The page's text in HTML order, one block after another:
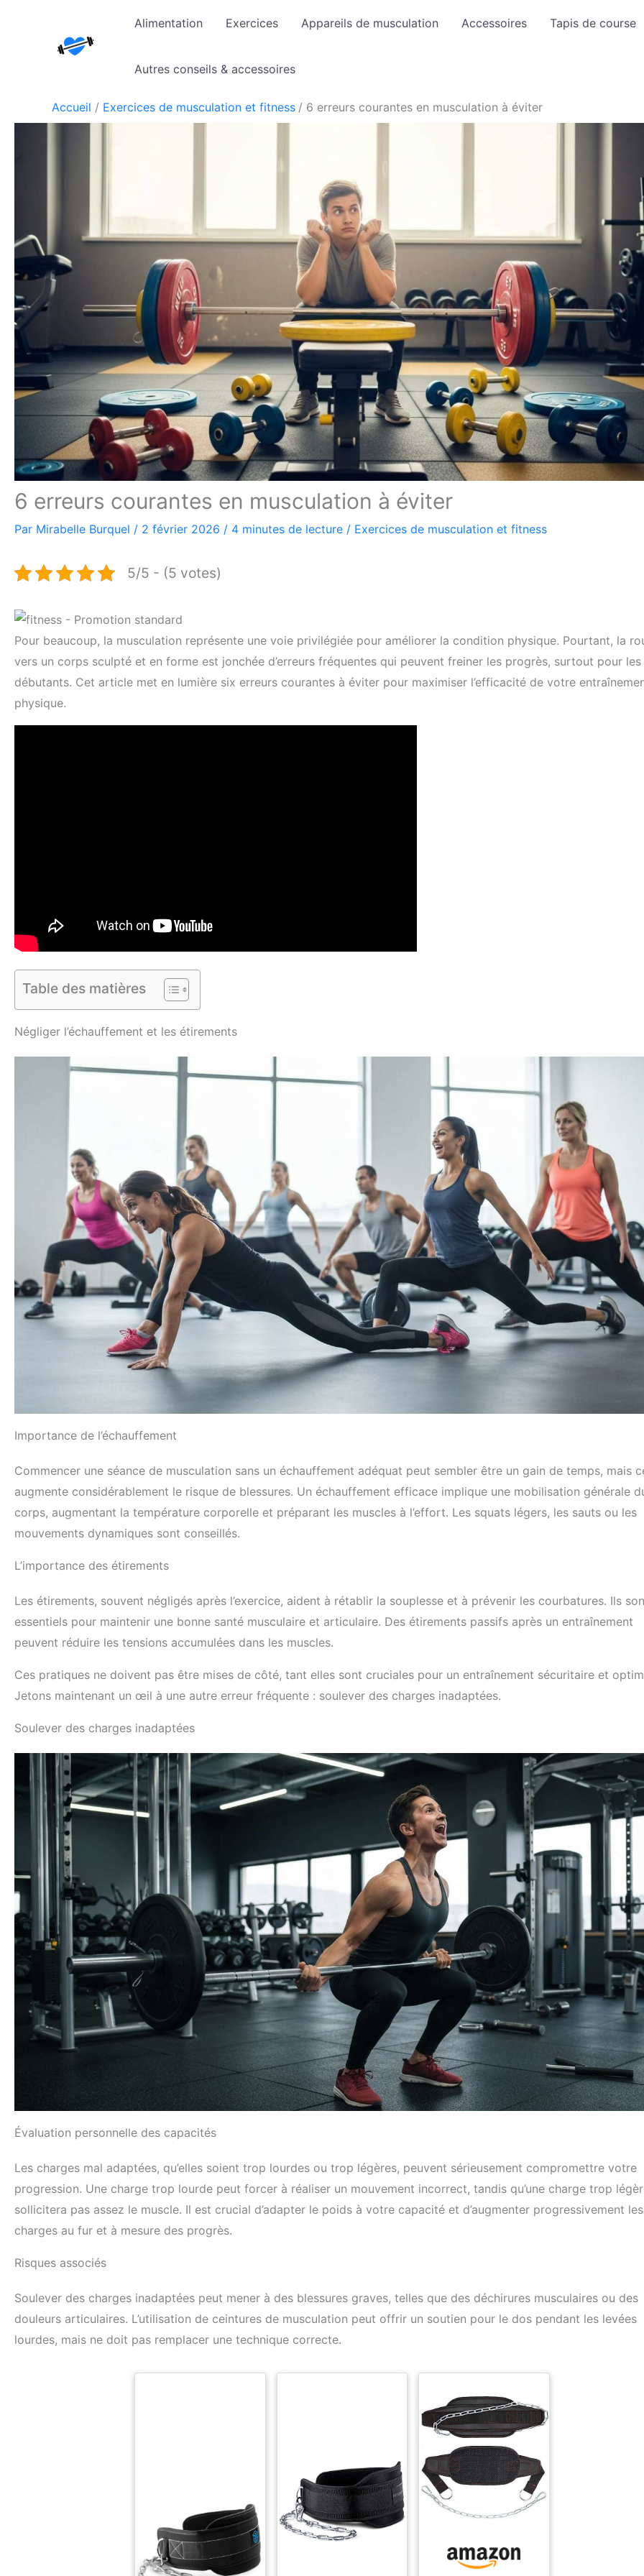
Alimentation Exercices Appareils de musculation Accessoires Tapis de course
Autres conseils & accessoires
Accueil Exercices de musculation et fitness 6 erreurs courantes en musculation à éviter
6 erreurs courantes en musculation à éviter
Par Mirabelle Burquel / 2 février 2026 / 4 minutes de lecture / Exercices de musculation et fitness
5/5 - (5 votes)
Pour beaucoup, la musculation représente une voie privilégiée pour améliorer la condition physique. Pourtant, la
vers un corps sculpté et en forme est jonchée d’erreurs fréquentes qui peuvent freiner les progrès, surtout pour les
débutants. Cet article met en lumière six erreurs courantes à éviter pour maximiser l’efficacité de votre
physique.
Table des matières
Négliger l’échauffement et les étirements
Importance de l’échauffement
Commencer une séance de musculation sans un échauffement adéquat peut sembler être un gain de temps, mais
augmente considérablement le risque de blessures. Un échauffement efficace implique une mobilisation générale
corps, augmentant la température corporelle et préparant les muscles à l’effort. Les squats légers, les sauts ou les
mouvements dynamiques sont conseillés.
L’importance des étirements
Les étirements, souvent négligés après l’exercice, aident à rétablir la souplesse et à prévenir les courbatures. Ils
essentiels pour maintenir une bonne santé musculaire et articulaire. Des étirements passifs après un entraînement
peuvent réduire les tensions accumulées dans les muscles.
Ces pratiques ne doivent pas être mises de côté, tant elles sont cruciales pour un entraînement sécuritaire et
Jetons maintenant un œil à une autre erreur fréquente : soulever des charges inadaptées.
Soulever des charges inadaptées
Évaluation personnelle des capacités
Les charges mal adaptées, qu’elles soient trop lourdes ou trop légères, peuvent sérieusement compromettre votre
progression. Une charge trop lourde peut forcer à réaliser un mouvement incorrect, tandis qu’une charge trop
sollicitera pas assez le muscle. Il est crucial d’adapter le poids à votre capacité et d’augmenter progressivement les
charges au fur et à mesure des progrès.
Risques associés
Soulever des charges inadaptées peut mener à des blessures graves, telles que des déchirures musculaires ou des
douleurs articulaires. L’utilisation de ceintures de musculation peut offrir un soutien pour le dos pendant les levées
lourdes, mais ne doit pas remplacer une technique correcte.